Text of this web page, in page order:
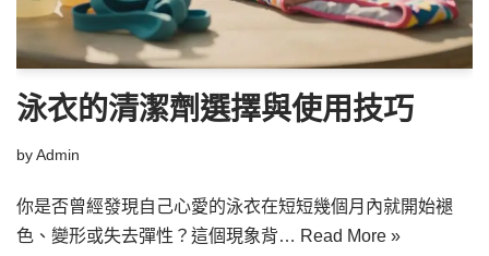
泳衣的清潔劑選擇與使用技巧
byAdmin
你是否曾經發現自己心愛的泳衣在短短幾個月內就開始褪
色、變形或失去彈性？這個現象背… Read More »